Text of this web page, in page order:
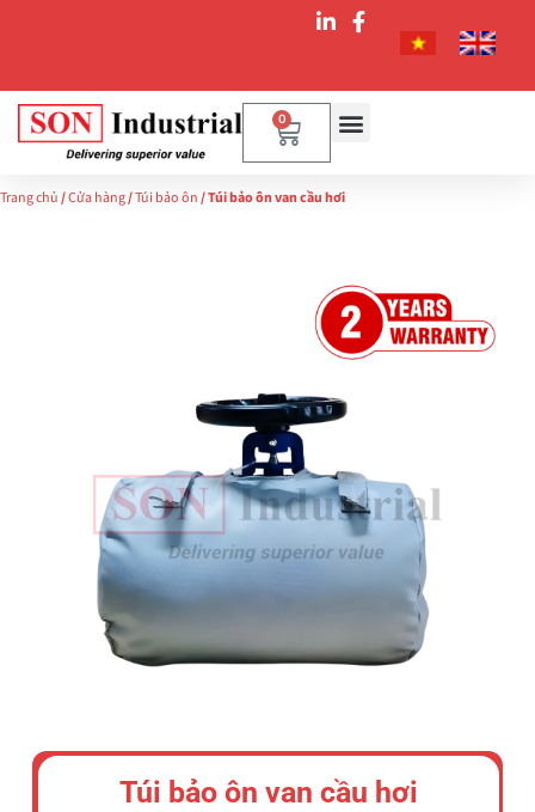
0
Trang chủ/Cửa hàng/Túi bảo ôn/ Túi bảo ôn van cầu hơi
Túi bảo ôn van cầu hơi